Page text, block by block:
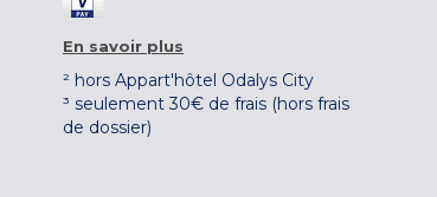
En savoir plus
² hors Appart'hôtel Odalys City
³ seulement 30€ de frais (hors frais
de dossier)